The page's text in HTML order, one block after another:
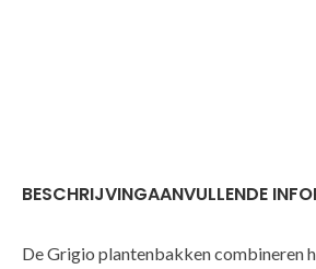
BESCHRIJVINGAANVULLENDE
De Grigio plantenbakken combineren